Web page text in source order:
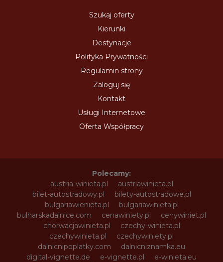
Szukaj oferty
Kierunki
Destynacje
Polityka Prywatności
Regulamin strony
Zaloguj się
Kontakt
Usługi Internetowe
Oferta Współpracy
Polecamy:
austria-winieta.pl
austriawinieta.pl
bilet-autostradowy.pl
bilety-autostradowe.pl
bulgariawienieta.pl
bulgariawinieta.pl
bulharskadalnice.com
cenawiniety.pl
cenywiniet.pl
chorwacjawinieta.pl
czechy-winieta.pl
czechywinieta.pl
czechywiniety.pl
dalnicnipoplatky.com
dalnicniznamka.eu
digital-vignette.de
e-vignette.pl
e-winieta.eu